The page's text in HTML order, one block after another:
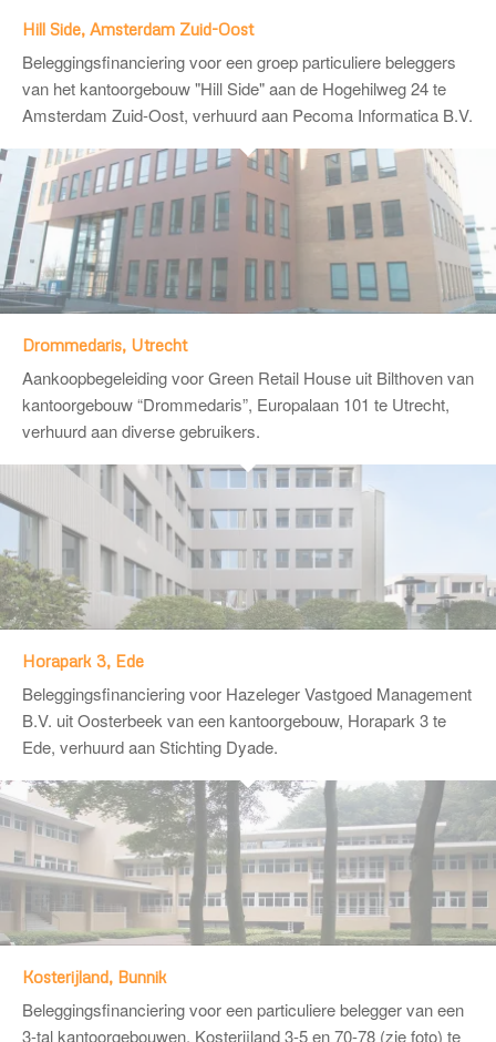
Hill Side, Amsterdam Zuid-Oost
Beleggingsfinanciering voor een groep particuliere beleggers
van het kantoorgebouw "Hill Side" aan de Hogehilweg 24 te
Amsterdam Zuid-Oost, verhuurd aan Pecoma Informatica B.V.
Drommedaris, Utrecht
Aankoopbegeleiding voorGreen Retail House uit Bilthoven van
kantoorgebouw “Drommedaris”, Europalaan 101 te Utrecht,
verhuurd aan diverse gebruikers.
Horapark 3, Ede
Beleggingsfinanciering voor Hazeleger Vastgoed Management
B.V. uit Oosterbeek van een kantoorgebouw, Horapark 3 te
Ede, verhuurd aan Stichting Dyade.
Kosterijland, Bunnik
Beleggingsfinanciering voor een particuliere belegger van een
3-tal kantoorgebouwen, Kosterijland 3-5 en 70-78 (zie foto) te